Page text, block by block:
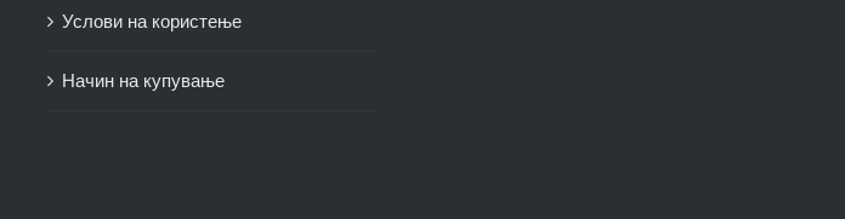
Услови на користење
Начин на купување